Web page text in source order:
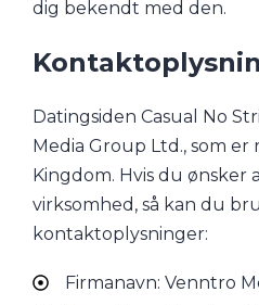
dig bekendt med den.
Datingsiden Casual No
Media Group Ltd., som
Kingdom. Hvis du
virksomhed, så kan du
kontaktoplysninger:
Firmanavn: Venntro